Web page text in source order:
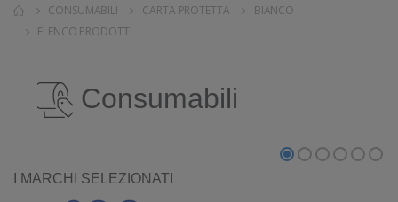
CONSUMABILI CARTA PROTETTA
BIANCO
ELENCO PRODOTTI
Consumabili
I MARCHI SELEZIONATI